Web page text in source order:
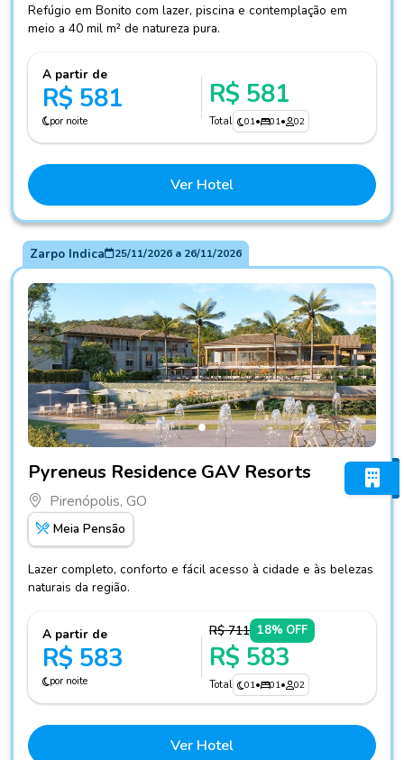
Refúgio em Bonito com lazer, piscina e contemplação em
meio a 40 mil m² de natureza pura.
A partir de
R$ 581
por noite
R$ 581
Total 01• 01• 02
Ver Hotel
Zarpo Indica 25/11/2026a 26/11/2026
Pyreneus Residence GAV Resorts
Pirenópolis, GO
Meia Pensão
Lazer completo, conforto e fácil acesso à cidade e às belezas
naturais da região.
A partir de
R$ 583
por noite
R$ 711 18% OFF
R$ 583
Total 01• 01• 02
Ver Hotel